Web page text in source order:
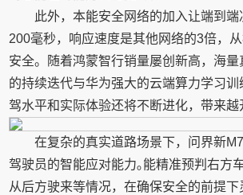
此外，本能安全网络的加入让端到
200毫秒，响应速度是其他网络的3倍，
安全。随着鸿蒙智行销量屡创新高，海
的持续迭代与华为强大的云端算力学习
驾水平和实际体验还将不断进化，带来越
在复杂的真实道路场景下，问界新
驾驶员的智能应对能力｡能精准预判右方
从后方驶来等情况，在确保安全的前提